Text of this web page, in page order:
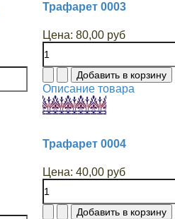
Трафарет 0003
Цена: 80,00 руб
Описание товара
Трафарет 0004
Цена: 40,00 руб